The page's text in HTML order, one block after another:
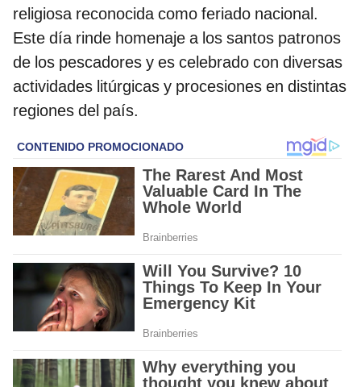
religiosa reconocida como feriado nacional.
Este día rinde homenaje a los santos patronos
de los pescadores y es celebrado con diversas
actividades litúrgicas y procesiones en distintas
regiones del país.